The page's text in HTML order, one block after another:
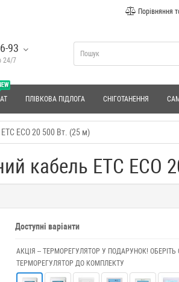
Порівняння
93
24/7
ПЛІВКОВА ПІДЛОГА СНІГОТАНЕННЯ
ECO 20 500 Вт. (25 м)
кабель ETC ECO
Доступні варіанти
АКЦІЯ -- ТЕРМОРЕГУЛЯТОР У ПОДАРУНОК! ОБЕРІТЬ
ТЕРМОРЕГУЛЯТОР ДО КОМПЛЕКТУ